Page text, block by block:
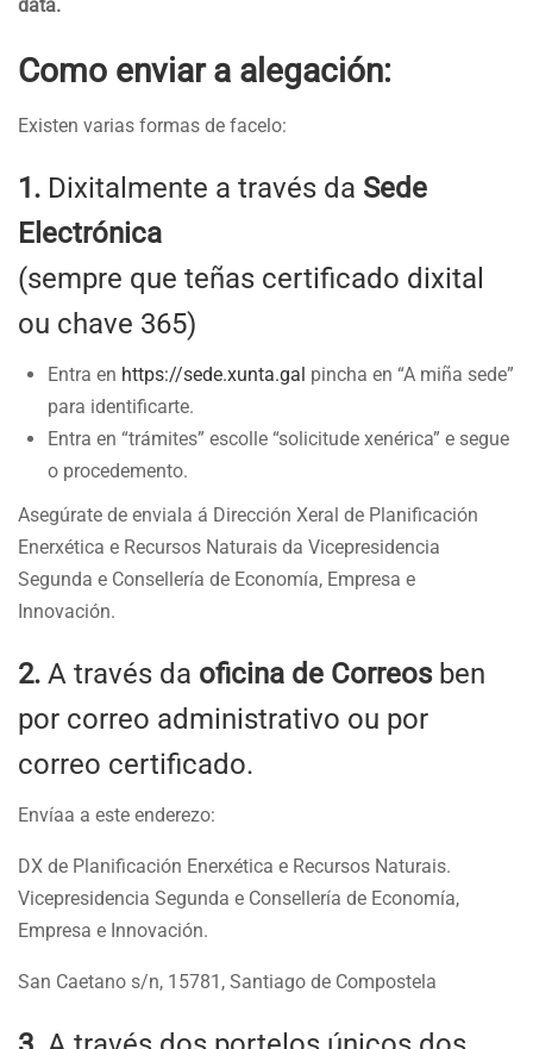
data.
Como enviar a alegación:
Existen varias formas de facelo:
1. Dixitalmente a través da Sede
Electrónica
(sempre que teñas certificado dixital
ou chave 365)
Entra en https://sede.xunta.gal pincha en “A miña sede”
para identificarte.
Entra en “trámites” escolle “solicitude xenérica” e segue
o procedemento.
Asegúrate de enviala á Dirección Xeral de Planificación
Enerxética e Recursos Naturais da Vicepresidencia
Segunda e Consellería de Economía, Empresa e
Innovación.
2. A través da oficina de Correosben
por correo administrativo ou por
correo certificado.
Envíaa a este enderezo:
DX de Planificación Enerxética e Recursos Naturais.
Vicepresidencia Segunda e Consellería de Economía,
Empresa e Innovación.
San Caetano s/n, 15781, Santiago de Compostela